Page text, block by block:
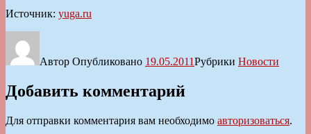
Источник: yuga.ru
Автор Опубликовано 19.05.2011Рубрики Новости
Добавить комментарий
Для отправки комментария вам необходимо авторизоваться.